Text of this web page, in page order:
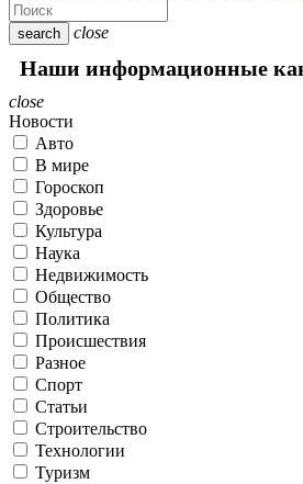
search close
Наши информационные
close
Новости
Авто
В мире
Гороскоп
Здоровье
Культура
Наука
Недвижимость
Общество
Политика
Происшествия
Разное
Спорт
Статьи
Строительство
Технологии
Туризм